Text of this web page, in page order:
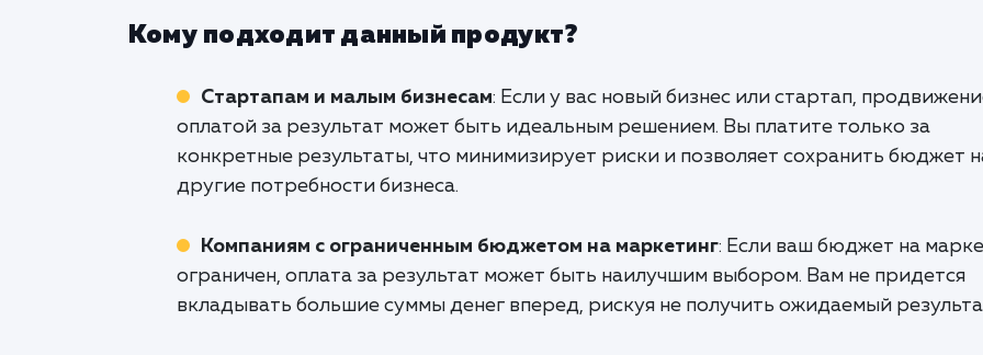
Кому подходит данный продукт?
Стартапам и малым бизнесам: Если у вас новый бизнес или стартап,
оплатой за результат может быть идеальным решением. Вы платите только за
конкретные результаты, что минимизирует риски и позволяет сохранить бюджет
другие потребности бизнеса.
Компаниям с ограниченным бюджетом на маркетинг: Если ваш бюджет на
ограничен, оплата за результат может быть наилучшим выбором. Вам не придется
вкладывать большие суммы денег вперед, рискуя не получить ожидаемый